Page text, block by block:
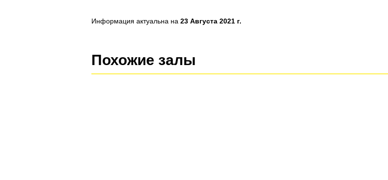
Информация актуальна на 23 Августа 2021 г.
Похожие залы